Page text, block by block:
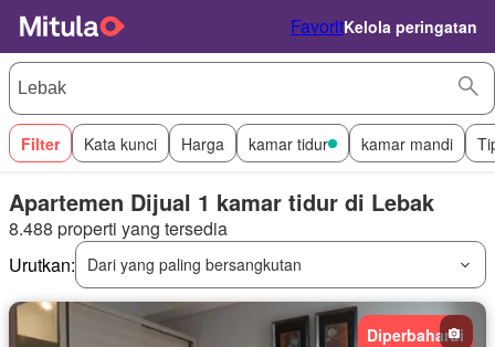
FavoritKelola peringatan
Filter Kata kunci Harga kamar tidur kamar mandi
Apartemen Dijual 1 kamar tidur di Lebak
8.488 properti yang tersedia
Urutkan:
Dari yang paling bersangkutan
Diperbaharui